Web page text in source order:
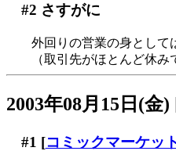
#2 さすがに
外回りの営業の身として
（取引先がほとんど休み
2003年08月15日(金)
#1 [コミックマーケッ